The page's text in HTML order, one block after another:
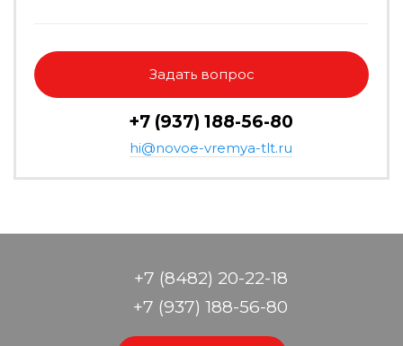
Задать вопрос
+7 (937) 188-56-80
hi@novoe-vremya-tlt.ru
+7 (8482) 20-22-18
+7 (937) 188-56-80